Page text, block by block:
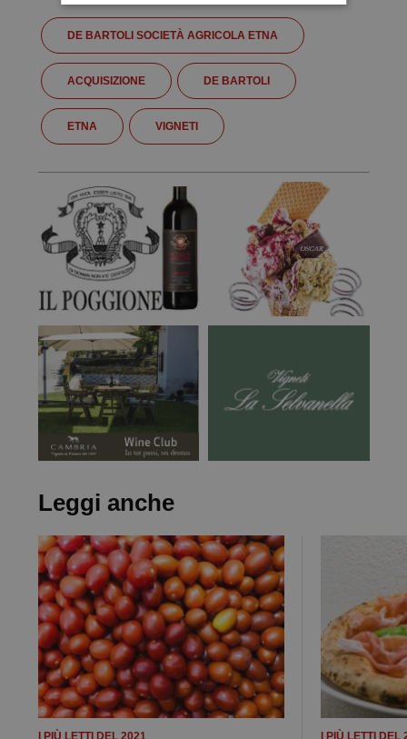
DE BARTOLI SOCIETÀ AGRICOLA ETNA
ACQUISIZIONE DE BARTOLI
ETNA VIGNETI
Leggi anche
I PIÙ LETTI DEL 2021 I PIÙ LETTI DEL